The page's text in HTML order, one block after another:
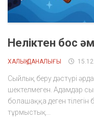
Неліктен бос
ХАЛЫҚ ДАНАЛЫҒЫ
Сыйлық беру дәстүрі
шектелмеген. Адамдар
болашаққа деген тілегін
тұрмыстық...